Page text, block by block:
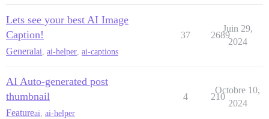
Lets see your best AI Image
Caption!
Generalai ai-helper ai-captions
37 2689
Juin 29,
2024
AI Auto-generated post
thumbnail
Featureai ai-helper
4 210
Octobre 10,
2024